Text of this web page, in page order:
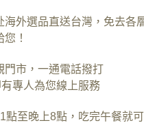
海外選品直送台灣，免去各
！
門市，一通電話撥打
專人為您線上服務
點至晚上8點，吃完午餐就